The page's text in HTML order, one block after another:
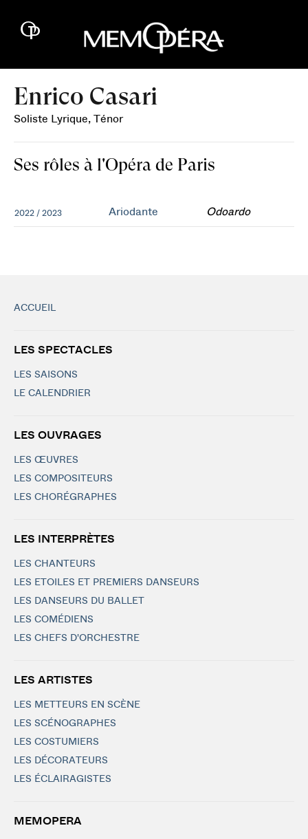
Enrico Casari
Soliste Lyrique, Ténor
Ses rôles à l'Opéra de Paris
2022 / 2023 Ariodante Odoardo
ACCUEIL
LES SPECTACLES
LES SAISONS
LE CALENDRIER
LES OUVRAGES
LES ŒUVRES
LES COMPOSITEURS
LES CHORÉGRAPHES
LES INTERPRÈTES
LES CHANTEURS
LES ETOILES ET PREMIERS DANSEURS
LES DANSEURS DU BALLET
LES COMÉDIENS
LES CHEFS D'ORCHESTRE
LES ARTISTES
LES METTEURS EN SCÈNE
LES SCÉNOGRAPHES
LES COSTUMIERS
LES DÉCORATEURS
LES ÉCLAIRAGISTES
MEMOPERA